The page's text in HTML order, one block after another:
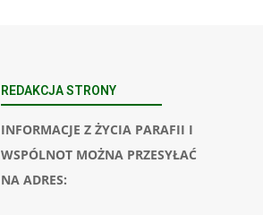
REDAKCJA STRONY
INFORMACJE Z ŻYCIA PARAFII I
WSPÓLNOT MOŻNA PRZESYŁAĆ
NA ADRES: